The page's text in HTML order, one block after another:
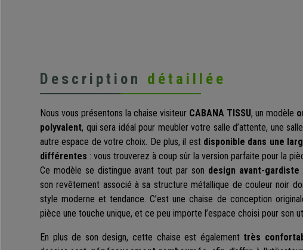
Description détaillée
Nous vous présentons la chaise visiteur CABANA TISSU, un modèle
polyvalent, qui sera idéal pour meubler votre salle d’attente, une
autre espace de votre choix. De plus, il est disponible dans une
différentes : vous trouverez à coup sûr la version parfaite pour la
Ce modèle se distingue avant tout par son design avant-gardiste
son revêtement associé à sa structure métallique de couleur noir
style moderne et tendance. C’est une chaise de conception
pièce une touche unique, et ce peu importe l’espace choisi pour son
En plus de son design, cette chaise est également très